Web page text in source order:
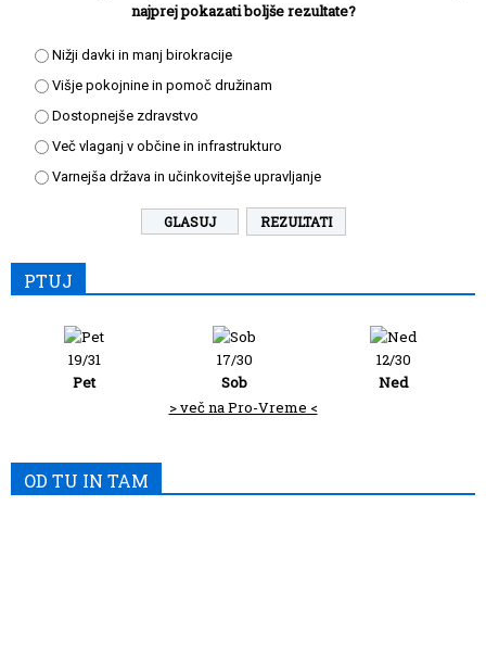
najprej pokazati boljše rezultate?
Nižji davki in manj birokracije
Višje pokojnine in pomoč družinam
Dostopnejše zdravstvo
Več vlaganj v občine in infrastrukturo
Varnejša država in učinkovitejše upravljanje
REZULTATI
PTUJ
19/31
Pet
17/30
Sob
12/30
Ned
> več na Pro-Vreme <
OD TU IN TAM